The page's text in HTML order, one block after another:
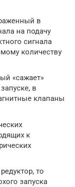
в
на подачу
сигнала
количеству
«сажает»
в
клапаны
к
то
запуска